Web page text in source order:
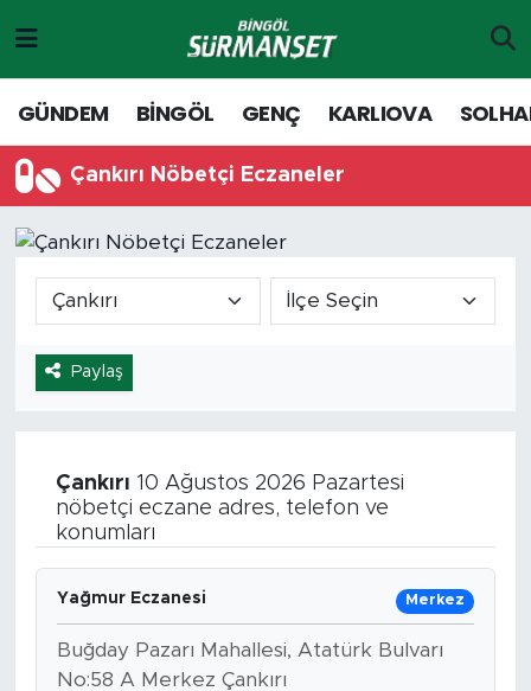
GÜNDEM BİNGÖL GENÇ KARLIOVA
Çankırı Nöbetçi Eczaneler
Paylaş
Çankırı 10 Ağustos 2026 Pazartesi
nöbetçi eczane adres, telefon ve
konumları
Yağmur Eczanesi Merkez
Buğday Pazarı Mahallesi, Atatürk Bulvarı
No:58 A Merkez Çankırı
Genç
Solhan
Adaklı-Kiğı
Yayladere-Yedisu
Siyaset
Spor
Merkez Hava Durumu
Merkez Trafik Yoğunluk Haritası
Tüm Manşetler
Son Dakika Haberleri